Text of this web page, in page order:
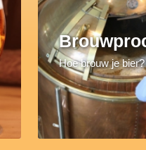
Hoe brouw je bier?